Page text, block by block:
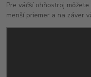
Pre väčší ohňostroj
menší priemer a na záver